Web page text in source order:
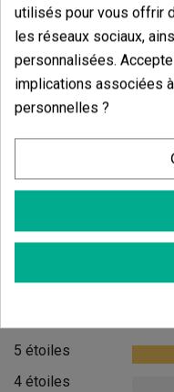
Ajouter au
Avis des clients
5 étoiles
4 étoiles
utilisés pour vous offrir
les réseaux sociaux,
personnalisées.
implications associées
personnelles ?